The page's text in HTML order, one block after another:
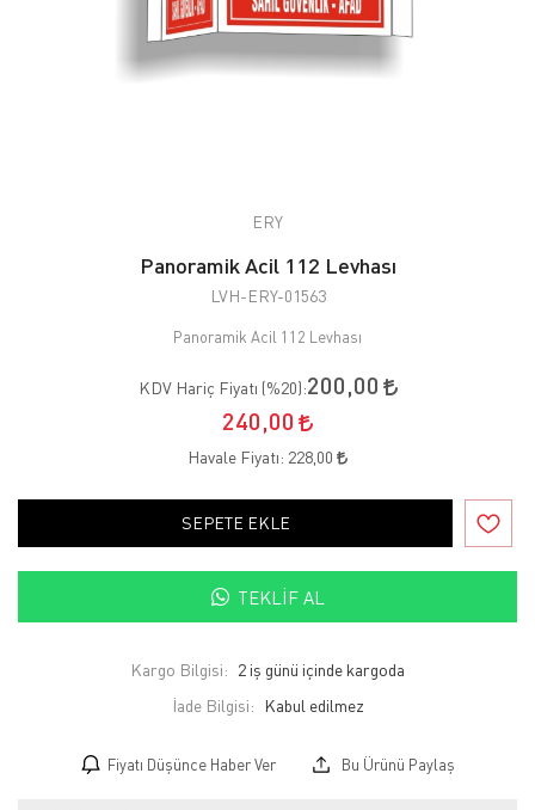
ERY
Panoramik Acil 112 Levhası
LVH-ERY-01563
Panoramik Acil 112 Levhası
KDV Hariç Fiyatı (%20):200,00
240,00
Havale Fiyatı: 228,00
SEPETE EKLE
TEKLIF AL
Kargo Bilgisi: 2 iş günü içinde kargoda
İade Bilgisi:
Fiyatı Düşünce Haber Ver Bu Ürünü Paylaş